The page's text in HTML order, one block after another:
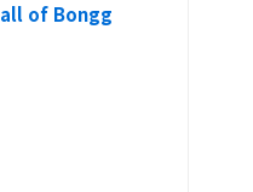
of Bongg